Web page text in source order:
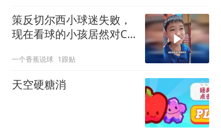
策反切尔西小球迷失败，
现在看球的小孩居然对C
一个香蕉说球 1跟贴
天空硬糖消